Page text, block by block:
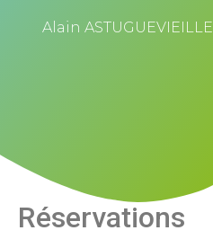
Alain ASTUGUEVIEILLE
Réservations